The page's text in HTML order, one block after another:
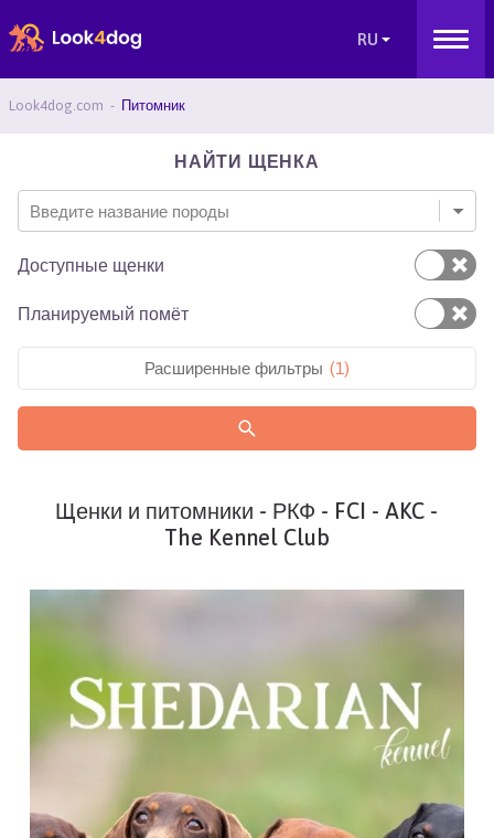
Look4dog.com Питомник
НАЙТИ ЩЕНКА
Введите название породы
Доступные щенки
Планируемый помёт
Расширенные фильтры (1)
Щенки и питомники - РКФ - FCI - AKC -
The Kennel Club